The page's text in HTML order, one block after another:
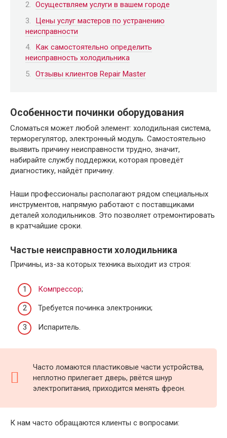
Осуществляем услуги в вашем городе
Цены услуг мастеров по устранению
неисправности
Как самостоятельно определить
неисправность холодильника
Отзывы клиентов Repair Master
Особенности починки оборудования
Сломаться может любой элемент: холодильная система,
терморегулятор, электронный модуль. Самостоятельно
выявить причину неисправности трудно, значит,
набирайте службу поддержки, которая проведёт
диагностику, найдёт причину.
Наши профессионалы располагают рядом специальных
инструментов, напрямую работают с поставщиками
деталей холодильников. Это позволяет отремонтировать
в кратчайшие сроки.
Частые неисправности холодильника
Причины, из-за которых техника выходит из строя:
Компрессор;
Требуется починка электроники;
Испаритель.
Часто ломаются пластиковые части устройства,
неплотно прилегает дверь, рвётся шнур
электропитания, приходится менять фреон.
К нам часто обращаются клиенты с вопросами: